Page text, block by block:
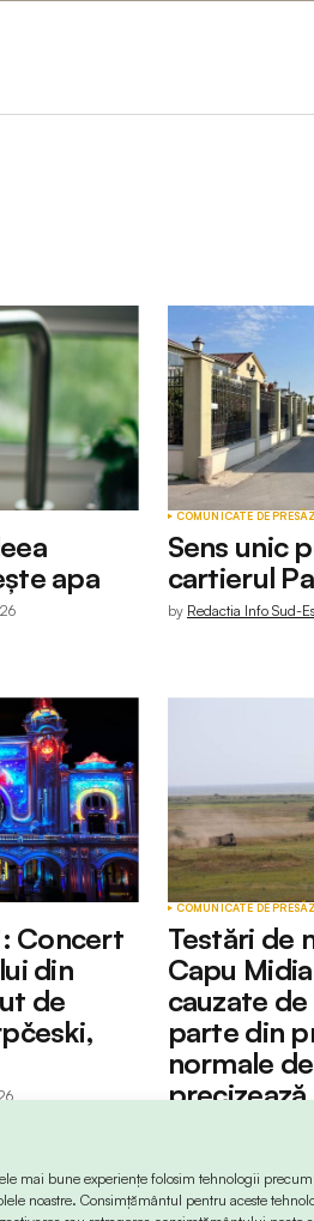
mai bune experiențe folosim tehnologii precum
noastre. Consimțământul pentru aceste
apa
COMUNICATE DE PRESĂ
Sens unic
cartierul
by Redactia Info Sud-
Concert
din
de
COMUNICATE DE PRESĂ
Testări de
Capu
cauzate
parte din
normale